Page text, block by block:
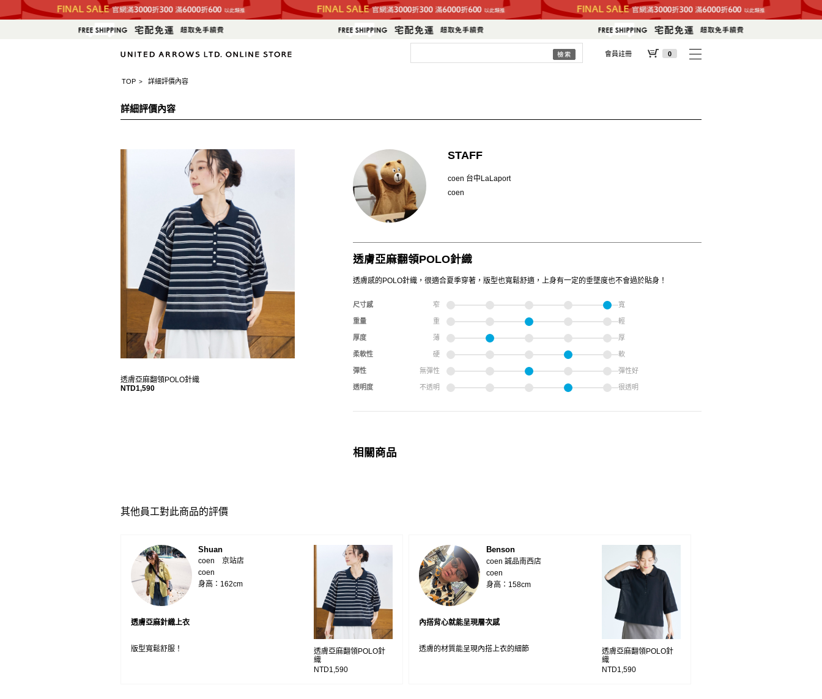
會員註冊 0
TOP > 詳細評價內容
詳細評價內容
透膚亞麻翻領POLO針織
NTD1,590
STAFF
coen 台中LaLaport
coen
透膚亞麻翻領POLO針織
透膚感的POLO針織，很適合夏季穿著，版型也寬鬆舒適，上身有一定的垂墜度也不會過於貼身！
尺寸感 窄 寬
重量 重 輕
厚度 薄 厚
柔軟性 硬 軟
彈性 無彈性 彈性好
透明度 不透明 很透明
相關商品
其他員工對此商品的評價
Shuan
coen 京站店
coen
身高：162cm
透膚亞麻針織上衣
版型寬鬆舒服！
透膚亞麻翻領POLO針
織
NTD1,590
Benson
coen 誠品南西店
coen
身高：158cm
內搭背心就能呈現層次感
透膚的材質能呈現內搭上衣的細節
透膚亞麻翻領POLO針
織
NTD1,590